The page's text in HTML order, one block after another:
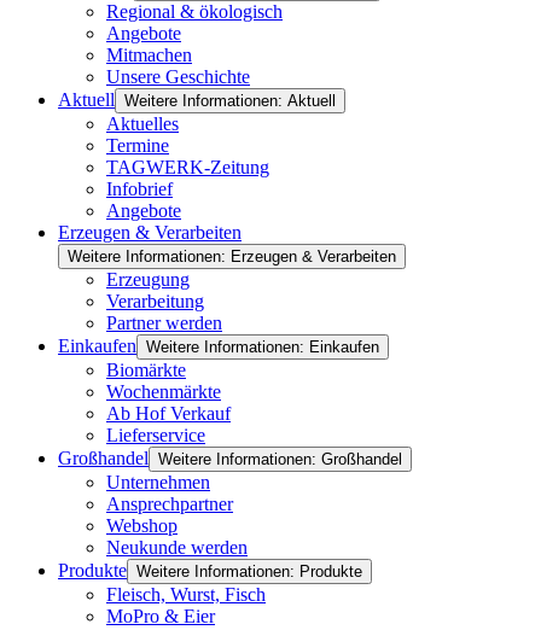
Regional & ökologisch
Angebote
Mitmachen
Unsere Geschichte
Aktuell Weitere Informationen: Aktuell
Aktuelles
Termine
TAGWERK-Zeitung
Infobrief
Angebote
Erzeugen & Verarbeiten
Weitere Informationen: Erzeugen & Verarbeiten
Erzeugung
Verarbeitung
Partner werden
Einkaufen Weitere Informationen: Einkaufen
Biomärkte
Wochenmärkte
Ab Hof Verkauf
Lieferservice
Großhandel Weitere Informationen: Großhandel
Unternehmen
Ansprechpartner
Webshop
Neukunde werden
Produkte Weitere Informationen: Produkte
Fleisch, Wurst, Fisch
MoPro & Eier